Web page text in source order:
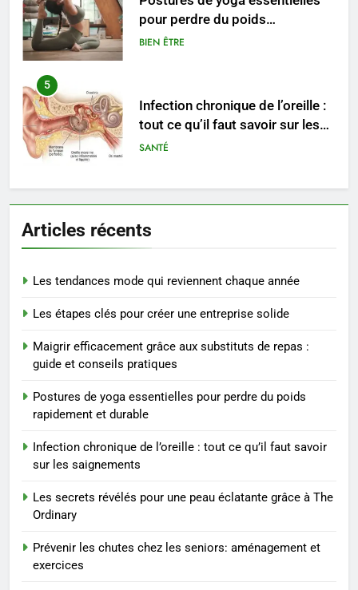
pour perdre du poids
rapidement et durable
BIEN ÊTRE
5
Infection chronique de l’oreille :
tout ce qu’il faut savoir sur les
saignements
SANTÉ
6
peau éclatante grâce à The
Ordinary
SANTÉ
Prévenir les chutes chez les
exercices
BIEN ÊTRE
8
Voyance à La Rochelle : où
trouver un accompagnement
sérieux à un tarif juste ?
BIEN ÊTRE
1
reviennent chaque année
Articles récents
Les tendances mode qui reviennent chaque année
Les étapes clés pour créer une entreprise solide
Maigrir efficacement grâce aux substituts de repas :
guide et conseils pratiques
Postures de yoga essentielles pour perdre du poids
rapidement et durable
Infection chronique de l’oreille : tout ce qu’il faut savoir
sur les saignements
Les secrets révélés pour une peau éclatante grâce à The
Ordinary
Prévenir les chutes chez les seniors: aménagement et
exercices